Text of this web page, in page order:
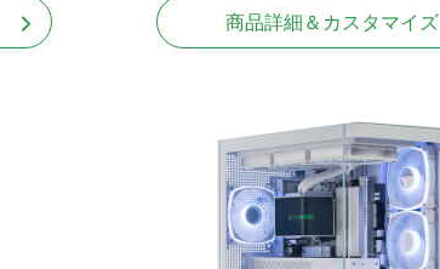
商品詳細＆カスタマイズ